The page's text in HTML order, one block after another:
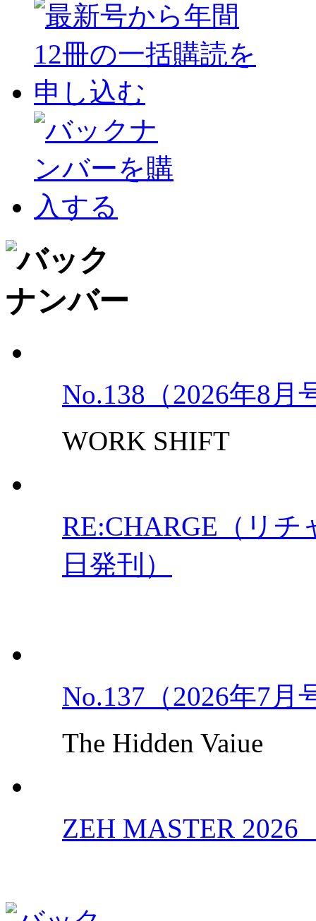
No.138（2026年8月
WORK SHIFT
RE:CHARGE（リチ
日発刊）
No.137（2026年7月
The Hidden Vaiue
ZEH MASTER